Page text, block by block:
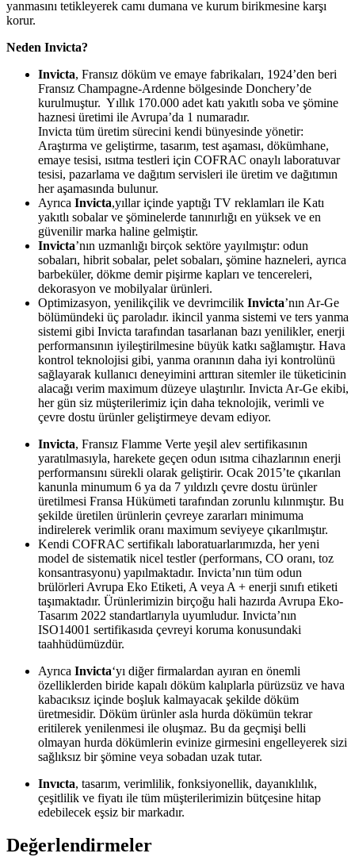
yanmasını tetikleyerek camı dumana ve kurum birikmesine karşı
korur.
Neden Invicta?
Invicta, Fransız döküm ve emaye fabrikaları, 1924’den beri
Fransız Champagne-Ardenne bölgesinde Donchery’de
kurulmuştur. Yıllık 170.000 adet katı yakıtlı soba ve şömine
haznesi üretimi ile Avrupa’da 1 numaradır.
Invicta tüm üretim sürecini kendi bünyesinde yönetir:
Araştırma ve geliştirme, tasarım, test aşaması, dökümhane,
emaye tesisi, ısıtma testleri için COFRAC onaylı laboratuvar
tesisi, pazarlama ve dağıtım servisleri ile üretim ve dağıtımın
her aşamasında bulunur.
Ayrıca Invicta,yıllar içinde yaptığı TV reklamları ile Katı
yakıtlı sobalar ve şöminelerde tanınırlığı en yüksek ve en
güvenilir marka haline gelmiştir.
Invicta’nın uzmanlığı birçok sektöre yayılmıştır: odun
sobaları, hibrit sobalar, pelet sobaları, şömine hazneleri, ayrıca
barbeküler, dökme demir pişirme kapları ve tencereleri,
dekorasyon ve mobilyalar ürünleri.
Optimizasyon, yenilikçilik ve devrimcilik Invicta’nın Ar-Ge
bölümündeki üç paroladır. ikincil yanma sistemi ve ters yanma
sistemi gibi Invicta tarafından tasarlanan bazı yenilikler, enerji
performansının iyileştirilmesine büyük katkı sağlamıştır. Hava
kontrol teknolojisi gibi, yanma oranının daha iyi kontrolünü
sağlayarak kullanıcı deneyimini arttıran sitemler ile tüketicinin
alacağı verim maximum düzeye ulaştırılır. Invicta Ar-Ge ekibi,
her gün siz müşterilerimiz için daha teknolojik, verimli ve
çevre dostu ürünler geliştirmeye devam ediyor.
Invicta, Fransız Flamme Verte yeşil alev sertifikasının
yaratılmasıyla, harekete geçen odun ısıtma cihazlarının enerji
performansını sürekli olarak geliştirir. Ocak 2015’te çıkarılan
kanunla minumum 6 ya da 7 yıldızlı çevre dostu ürünler
üretilmesi Fransa Hükümeti tarafından zorunlu kılınmıştır. Bu
şekilde üretilen ürünlerin çevreye zararları minimuma
indirelerek verimlik oranı maximum seviyeye çıkarılmıştır.
Kendi COFRAC sertifikalı laboratuarlarımızda, her yeni
model de sistematik nicel testler (performans, CO oranı, toz
konsantrasyonu) yapılmaktadır. Invicta’nın tüm odun
brülörleri Avrupa Eko Etiketi, A veya A + enerji sınıfı etiketi
taşımaktadır. Ürünlerimizin birçoğu hali hazırda Avrupa Eko-
Tasarım 2022 standartlarıyla uyumludur. Invicta’nın
ISO14001 sertifikasıda çevreyi koruma konusundaki
taahhüdümüzdür.
Ayrıca Invicta‘yı diğer firmalardan ayıran en önemli
özelliklerden biride kapalı döküm kalıplarla pürüzsüz ve hava
kabacıksız içinde boşluk kalmayacak şekilde döküm
üretmesidir. Döküm ürünler asla hurda dökümün tekrar
eritilerek yenilenmesi ile oluşmaz. Bu da geçmişi belli
olmayan hurda dökümlerin evinize girmesini engelleyerek sizi
sağlıksız bir şömine veya sobadan uzak tutar.
Invıcta, tasarım, verimlilik, fonksiyonellik, dayanıklılık,
çeşitlilik ve fiyatı ile tüm müşterilerimizin bütçesine hitap
edebilecek eşsiz bir markadır.
Değerlendirmeler